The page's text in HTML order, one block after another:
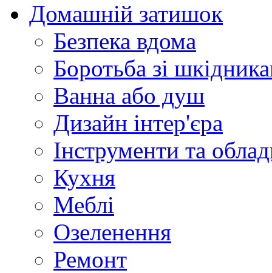
Домашній затишок
Безпека вдома
Боротьба зі
Ванна або душ
Дизайн інтер'єра
Інструменти та
Кухня
Меблі
Озеленення
Ремонт